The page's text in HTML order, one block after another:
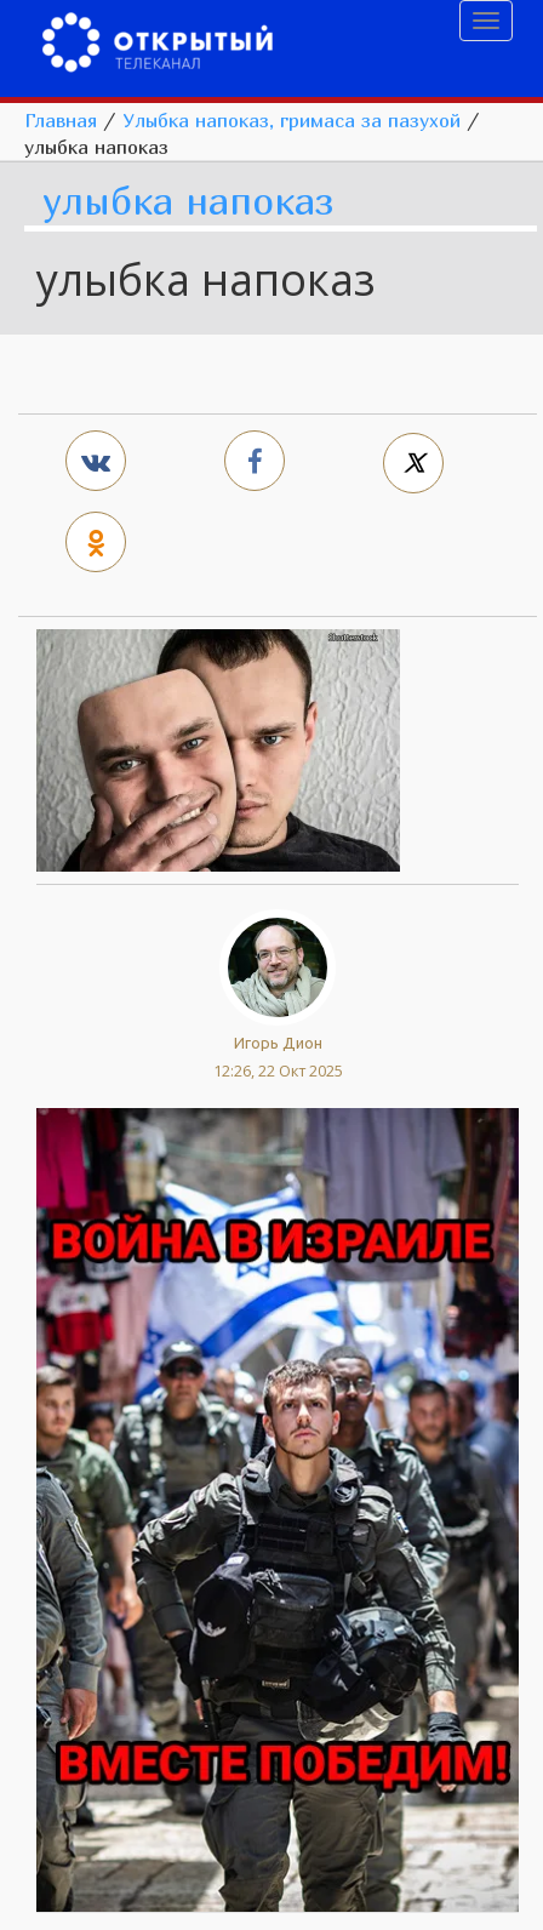
Главная / Улыбка напоказ, гримаса за пазухой /
улыбка напоказ
улыбка напоказ
улыбка напоказ
Игорь Дион
12:26, 22 Окт 2025